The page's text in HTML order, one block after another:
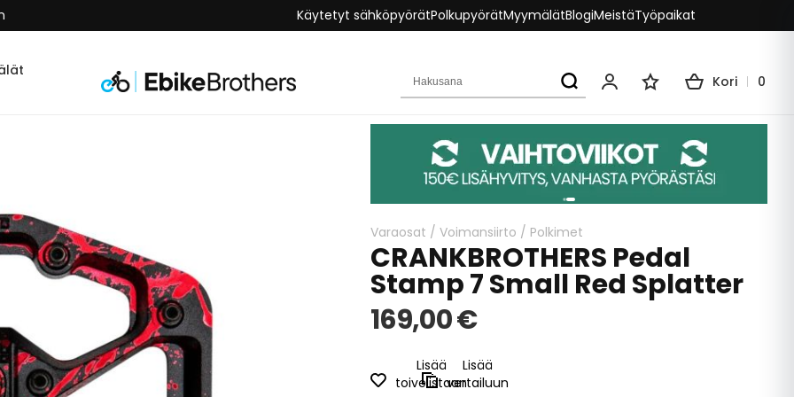
Käytetyt sähköpyörätPolkupyörätMyymälätBlogiMeistäTyöpaikat
Hakusana
Oma tiliToivelistaKori 0
Varaosat / Voimansiirto / Polkimet
CRANKBROTHERS Pedal
Stamp 7 Small Red Splatter
169,00 €
Lisää
toivelistaan
Lisää
vertailuun